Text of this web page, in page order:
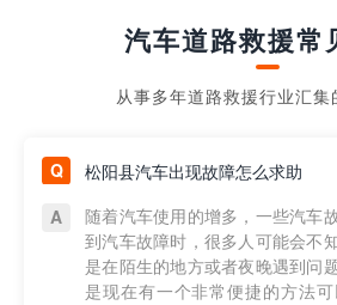
汽车道路救援常
从事多年道路救援行业汇集
松阳县汽车出现故障怎么求助
随着汽车使用的增多，一些汽车
到汽车故障时，很多人可能会不
是在陌生的地方或者夜晚遇到问
是现在有一个非常便捷的方法